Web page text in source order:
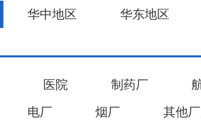
华中地区 华东地区
医院 制药厂
电厂 烟厂 其他